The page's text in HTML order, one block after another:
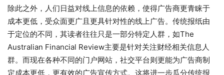
除此之外，人们日益对线上信息的依赖，使得广告商更青睐于
成本更低，受众面更广且更具针对性的线上广告。传统报纸由
于定位的不同，其读者往往只是一部分特定人群，如The
Australian Financial Review主要是针对关注财经相关信息人
群。而现在各种不同的门户网站，社交平台则更能为广告商制
定成本更低，更有效的广告宣传方式。这将进一步瓜分传统报